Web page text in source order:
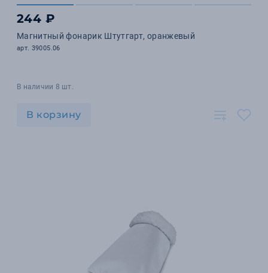
244 ₽
Магнитный фонарик Штутгарт, оранжевый
арт. 39005.06
В наличии 8 шт.
В корзину